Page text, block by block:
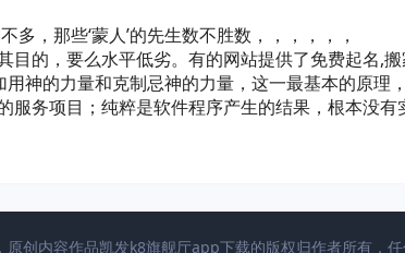
，那些‘蒙人’的先生数不胜数，，，，，，
的，要么水平低劣。有的网站提供了免费起名,搬
神的力量和克制忌神的力量，这一最基本的原理
务项目；纯粹是软件程序产生的结果，根本没有
创内容作品凯发k8旗舰厅app下载的版权归作者所有，